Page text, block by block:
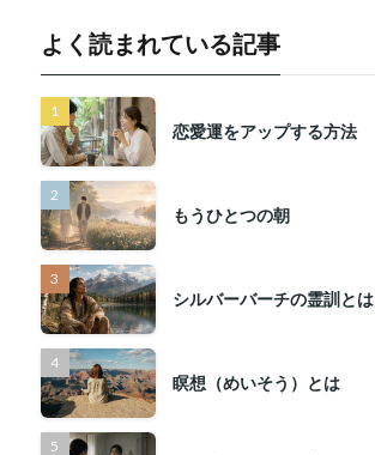
よく読まれている記事
恋愛運をアップする方法
もうひとつの朝
シルバーバーチの霊訓とは
瞑想（めいそう）とは